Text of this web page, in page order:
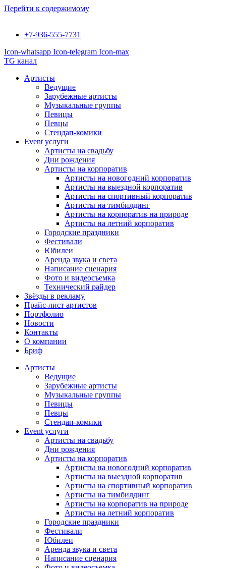
Перейти к содержимому
+7-936-555-7731
Icon-whatsapp Icon-telegram Icon-max
TG канал
Артисты
Ведущие
Зарубежные артисты
Музыкальные группы
Певицы
Певцы
Стендап-комики
Event услуги
Артисты на свадьбу
Дни рождения
Артисты на корпоратив
Артисты на новогодний корпоратив
Артисты на выездной корпоратив
Артисты на спортивный корпоратив
Артисты на тимбилдинг
Артисты на корпоратив на природе
Артисты на летний корпоратив
Городские праздники
Фестивали
Юбилеи
Аренда звука и света
Написание сценария
Фото и видеосъемка
Технический райдер
Звёзды в рекламу
Прайс-лист артистов
Портфолио
Новости
Контакты
О компании
Бриф
Артисты
Ведущие
Зарубежные артисты
Музыкальные группы
Певицы
Певцы
Стендап-комики
Event услуги
Артисты на свадьбу
Дни рождения
Артисты на корпоратив
Артисты на новогодний корпоратив
Артисты на выездной корпоратив
Артисты на спортивный корпоратив
Артисты на тимбилдинг
Артисты на корпоратив на природе
Артисты на летний корпоратив
Городские праздники
Фестивали
Юбилеи
Аренда звука и света
Написание сценария